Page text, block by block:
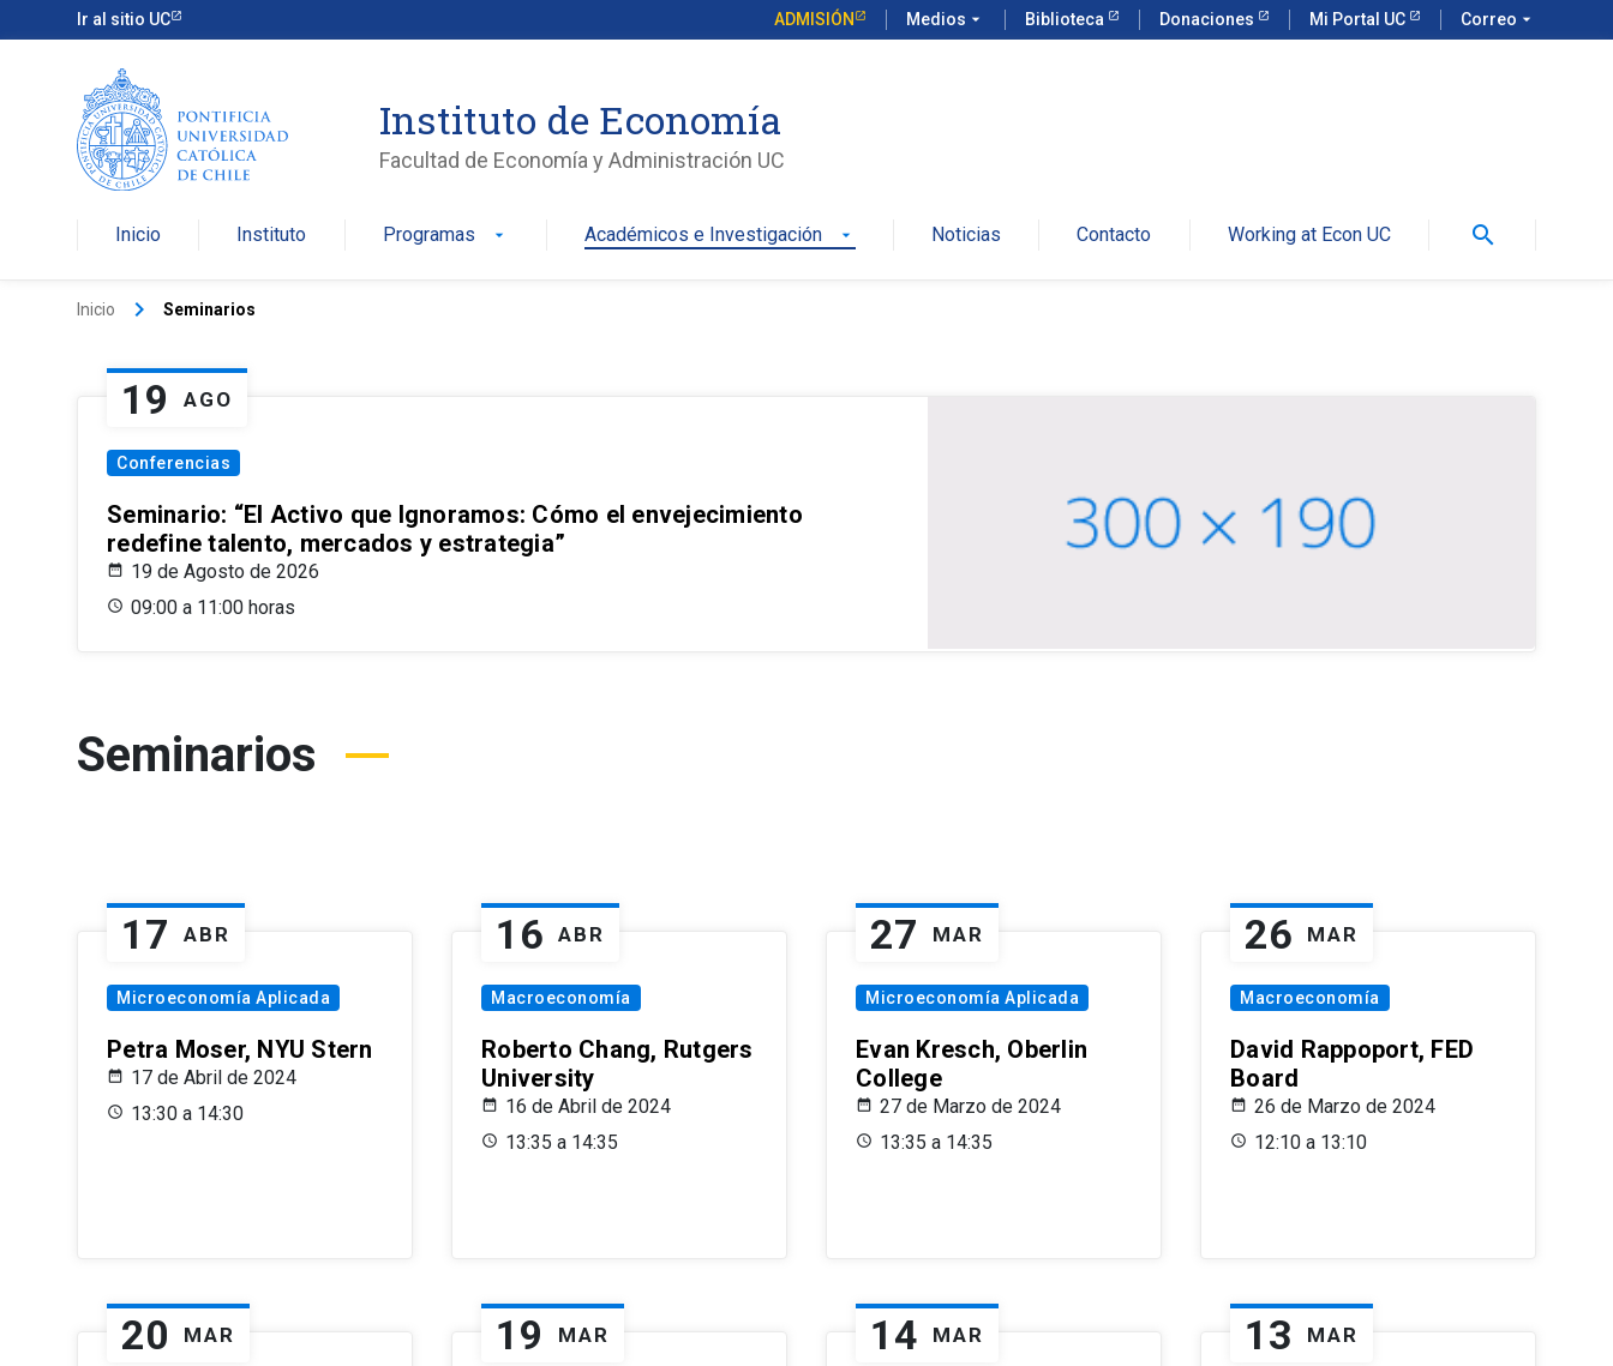
Ir al sitio UC ADMISIÓN Medios arrow_drop_down Biblioteca Donaciones Mi Portal UC Correo arrow_drop_down
Instituto de Economía
Facultad de Economía y Administración UC
Inicio Instituto Programas arrow_drop_down Académicos e Investigación arrow_drop_down Noticias Contacto Working at Econ UC search
Inicio keyboard_arrow_right Seminarios
19 AGO
Conferencias
Seminario: “El Activo que Ignoramos: Cómo el envejecimiento
redefine talento, mercados y estrategia”
19 de Agosto de 2026
09:00 a 11:00 horas
Seminarios
17 ABR
Microeconomía Aplicada
Petra Moser, NYU Stern
17 de Abril de 2024
13:30 a 14:30
16 ABR
Macroeconomía
Roberto Chang, Rutgers
University
16 de Abril de 2024
13:35 a 14:35
27 MAR
Microeconomía Aplicada
Evan Kresch, Oberlin
College
27 de Marzo de 2024
13:35 a 14:35
26 MAR
Macroeconomía
David Rappoport, FED
Board
26 de Marzo de 2024
12:10 a 13:10
20 MAR 19 MAR 14 MAR 13 MAR